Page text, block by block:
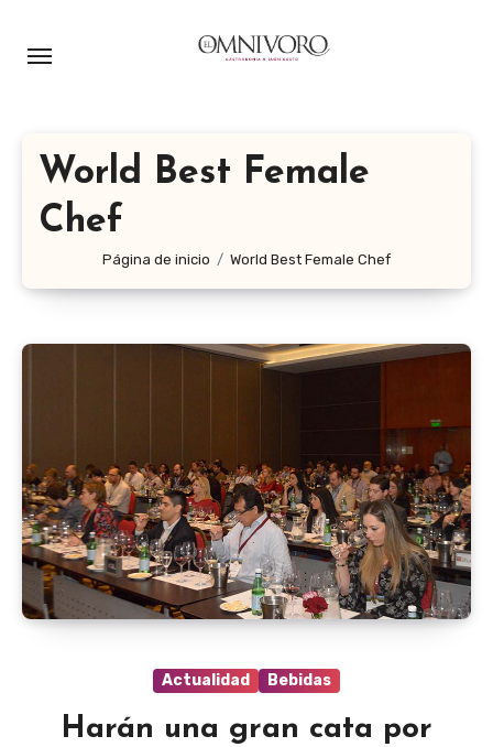
World Best Female
Chef
Página de inicio World Best Female Chef
Actualidad Bebidas
Harán una gran cata por